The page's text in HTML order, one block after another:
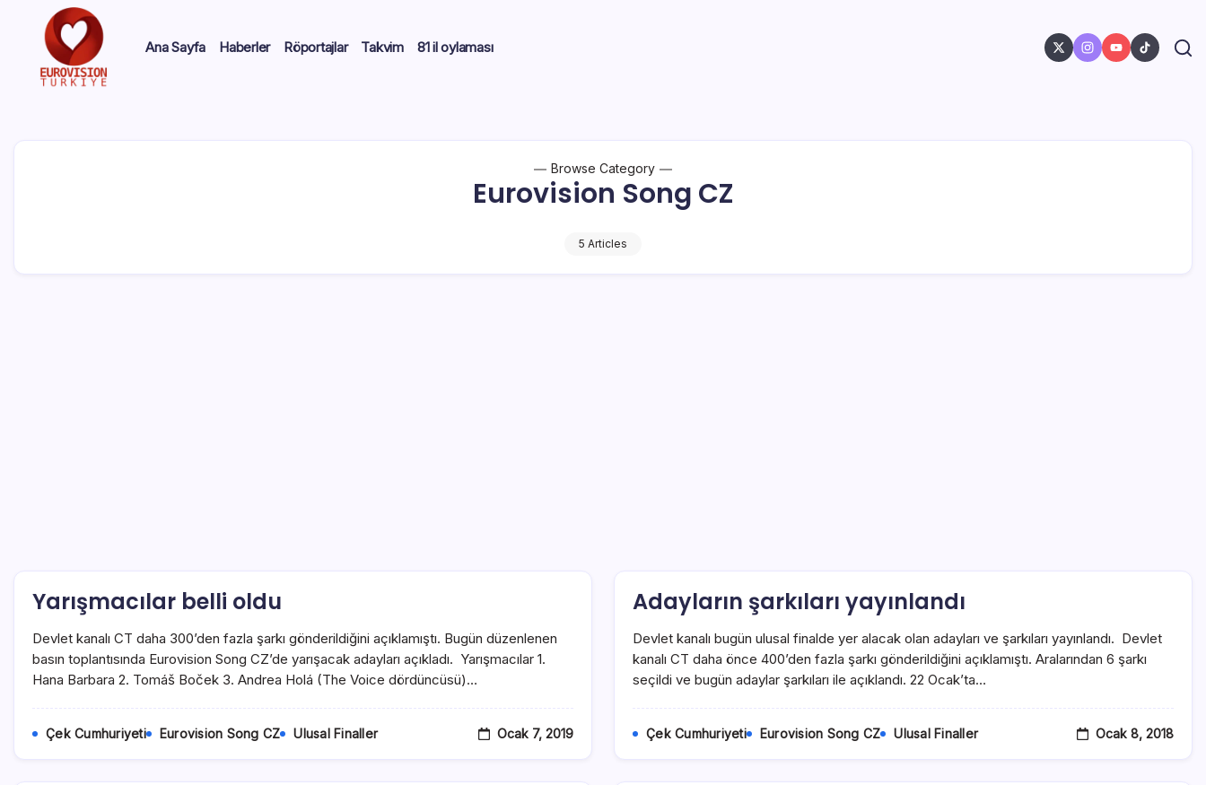
Ana Sayfa Haberler Röportajlar Takvim 81 il oylaması
Browse Category
Eurovision Song CZ
5 Articles
Yarışmacılar belli oldu
Devlet kanalı CT daha 300’den fazla şarkı gönderildiğini açıklamıştı. Bugün düzenlenen
basın toplantısında Eurovision Song CZ’de yarışacak adayları açıkladı. Yarışmacılar 1.
Hana Barbara 2. Tomáš Boček 3. Andrea Holá (The Voice dördüncüsü)…
Çek Cumhuriyeti Eurovision Song CZ Ulusal Finaller Ocak 7, 2019
Adayların şarkıları yayınlandı
Devlet kanalı bugün ulusal finalde yer alacak olan adayları ve şarkıları yayınlandı. Devlet
kanalı CT daha önce 400’den fazla şarkı gönderildiğini açıklamıştı. Aralarından 6 şarkı
seçildi ve bugün adaylar şarkıları ile açıklandı. 22 Ocak’ta…
Çek Cumhuriyeti Eurovision Song CZ Ulusal Finaller Ocak 8, 2018